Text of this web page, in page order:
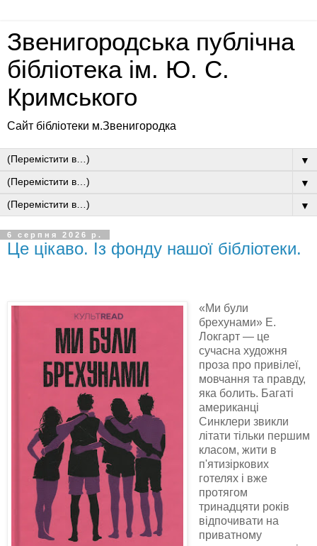
Звенигородська публічна
бібліотека ім. Ю. С.
Кримського
Сайт бібліотеки м.Звенигородка
▼
▼
▼
6 серпня 2026 р.
Це цікаво. Із фонду нашої бібліотеки.
«Ми були
брехунами» Е.
Локгарт — це
сучасна художня
проза про привілеї,
мовчання та правду,
яка болить. Багаті
американці
Синклери звикли
літати тільки першим
класом, жити в
п'ятизіркових
готелях і вже
протягом
тринадцяти років
відпочивати на
приватному